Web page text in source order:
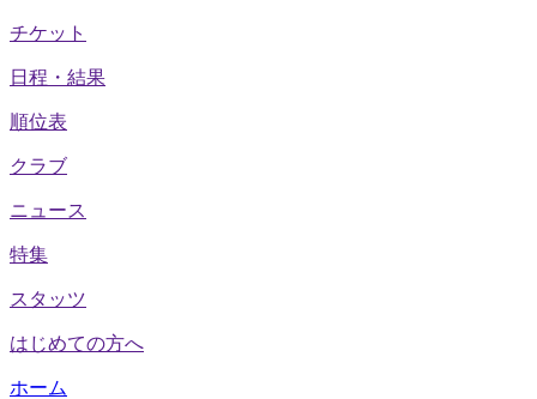
チケット
日程・結果
順位表
クラブ
ニュース
特集
スタッツ
はじめての方へ
ホーム